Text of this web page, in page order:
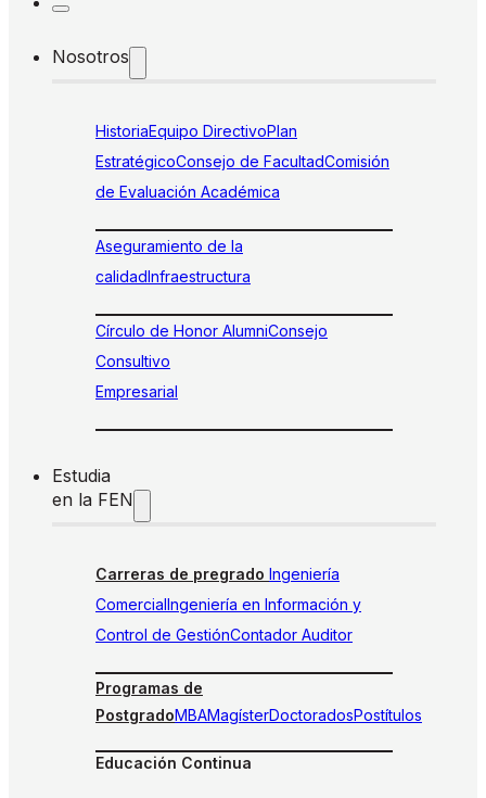
Nosotros
HistoriaEquipo DirectivoPlan
EstratégicoConsejo de FacultadComisión
de Evaluación Académica
Aseguramiento de la
calidadInfraestructura
Círculo de Honor AlumniConsejo
Consultivo
Empresarial
Estudia
en la FEN
Carreras de pregrado Ingeniería
ComercialIngeniería en Información y
Control de GestiónContador Auditor
Programas de
PostgradoMBAMagísterDoctoradosPostítulos
Educación Continua